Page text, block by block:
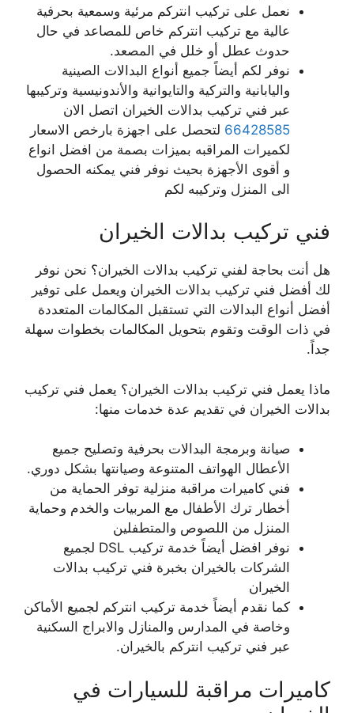
نعمل على تركيب انتركم مرئية وسمعية بحرفية
عالية مع تركيب انتركم خاص للمصاعد في حال
حدوث عطل أو خلل في المصعد.
نوفر لكم أيضاً جميع أنواع البدالات الصينية
واليابانية والتركية والتايوانية والأندونيسية وتركيبها
عبر فني تركيب بدالات الخيران اتصل الان
66428585 لتحصل على اجهزة بارخص الاسعار
لكميرات المراقبه بميزات بصمة من افضل انواع
و أقوى الأجهزة بحيث نوفر فني يمكنه الحصول
الى المنزل وتركيبه لكم
فني تركيب بدالات الخيران
هل أنت بحاجة لفني تركيب بدالات الخيران؟ نحن نوفر
لك أفضل فني تركيب بدالات الخيران ويعمل على توفير
أفضل أنواع البدالات التي تستقبل المكالمات المتعددة
في ذات الوقت وتقوم بتحويل المكالمات بخطوات سهلة
جداً.
ماذا يعمل فني تركيب بدالات الخيران؟ يعمل فني تركيب
بدالات الخيران في تقديم عدة خدمات منها:
صيانة وبرمجة البدالات بحرفية وتصليح جميع
الأعطال الهواتف المتنوعة وصيانتها بشكل دوري.
فني كاميرات مراقبة منزلية توفر الحماية من
أخطار ترك الأطفال مع المربيات والخدم وحماية
المنزل من اللصوص والمتطفلين
نوفر افضل أيضاً خدمة تركيب DSL لجميع
الشركات بالخيران بخبرة فني تركيب بدالات
الخيران
كما نقدم أيضاً خدمة تركيب انتركم لجميع الأماكن
وخاصة في المدارس والمنازل والابراج السكنية
عبر فني تركيب انتركم بالخيران.
كاميرات مراقبة للسيارات في